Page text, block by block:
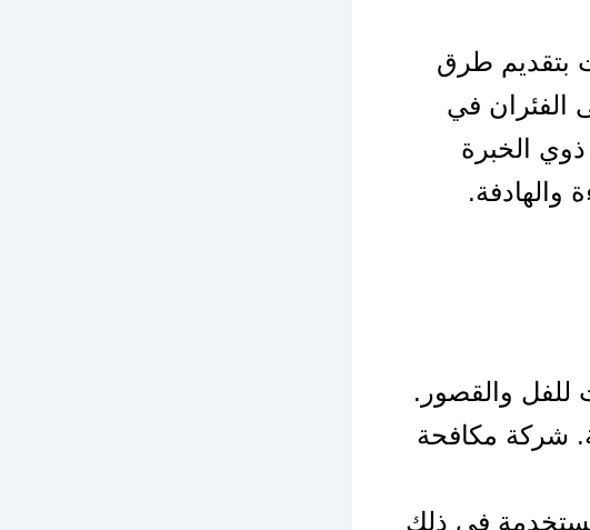
بتقديم طرق
الفئران في
الخبرة
والهادفة.
والقصور.
شركة مكافحة
في ذلك